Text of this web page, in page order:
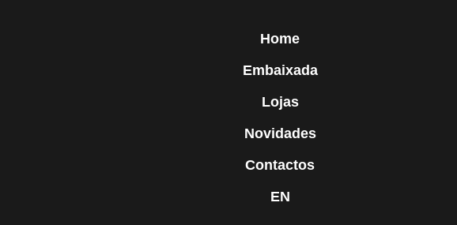
Home
Embaixada
Lojas
Novidades
Contactos
EN